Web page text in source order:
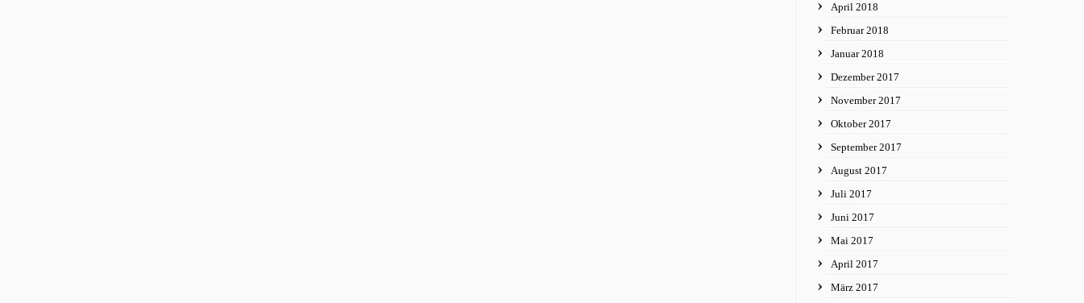
April 2018
Februar 2018
Januar 2018
Dezember 2017
November 2017
Oktober 2017
September 2017
August 2017
Juli 2017
Juni 2017
Mai 2017
April 2017
März 2017